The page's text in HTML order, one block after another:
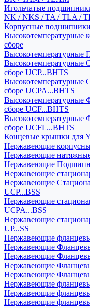
Игольчатые
NK / NKS / TA / TLA /
Корпусные
Высокотемпературные
сборе
Высокотемпературные
Высокотемпературные
сборе UCP...BHTS
Высокотемпературные
сборе UCPA...BHTS
Высокотемпературные
сборе UCF...BHTS
Высокотемпературные
сборе UCFL...BHTS
Концевые крышки для
Нержавеющие
Нержавеющие
Нержавеющие
Нержавеющие
Нержавеющие
UCP...BSS
Нержавеющие
UCPA...BSS
Нержавеющие
UP...SS
Нержавеющие
Нержавеющие
Нержавеющие
Нержавеющие
Нержавеющие
Нержавеющие
Нержавеющие
Нержавеющие